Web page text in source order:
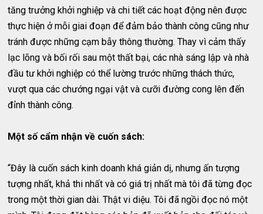
tăng trưởng khởi nghiệp và chi tiết các hoạt động nên được
thực hiện ở mỗi giai đoạn để đảm bảo thành công cũng như
tránh được những cạm bẫy thông thường. Thay vì cảm thấy
lạc lõng và bối rối sau một thất bại, các nhà sáng lập và nhà
đầu tư khởi nghiệp có thể lường trước những thách thức,
vượt qua các chướng ngại vật và cưỡi đường cong lên đến
đỉnh thành công.
Một số cẩm nhận về cuốn sách:
“Đây là cuốn sách kinh doanh khá giản dị, nhưng ấn tượng
tượng nhất, khả thi nhất và có giá trị nhất mà tôi đã từng đọc
trong một thời gian dài. Thật vi diệu. Tôi đã ngồi đọc nó một